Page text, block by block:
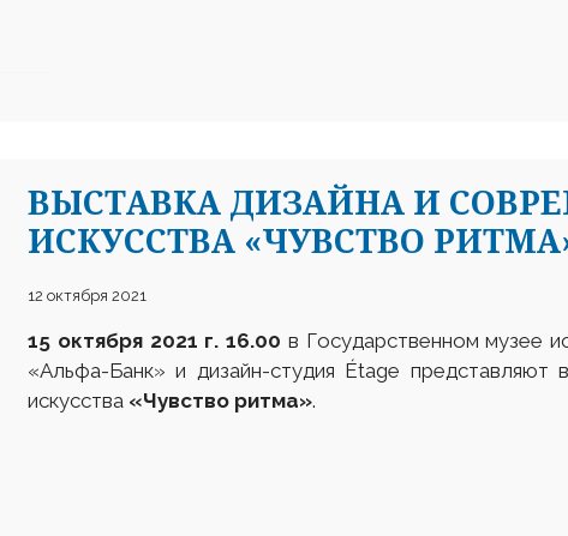
ВЫСТАВКА ДИЗАЙНА И
ИСКУССТВА «ЧУВСТВО
12 октября 2021
15 октября 2021 г. 16.00 в Государственном музее
«Альфа-Банк» и дизайн-студия Étage представляют
искусства «Чувство ритма».